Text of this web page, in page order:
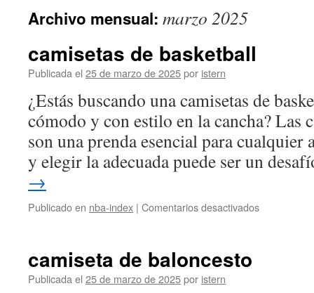
contenido
Archivo mensual: marzo 2025
camisetas de basketball
Publicada el 25 de marzo de 2025por istern
¿Estás buscando una camisetas de
cómodo y con estilo en la cancha? Las
son una prenda esencial para cualquier
y elegir la adecuada puede ser un
→
Publicado en nba-index | Comentarios desactivadosen
camiseta de baloncesto
Publicada el 25 de marzo de 2025por istern